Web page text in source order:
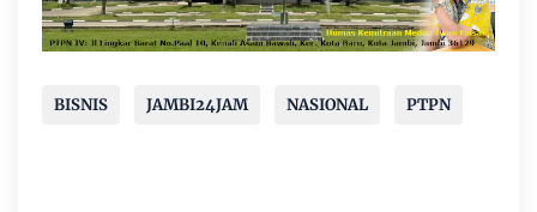
BISNIS JAMBI24JAM NASIONAL PTPN